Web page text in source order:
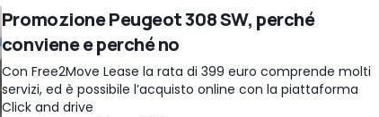
Promozione Peugeot 308 SW, perché
conviene e perché no
Con Free2Move Lease la rata di 399 euro comprende molti
servizi, ed è possibile l’acquisto online con la piattaforma
Click and drive